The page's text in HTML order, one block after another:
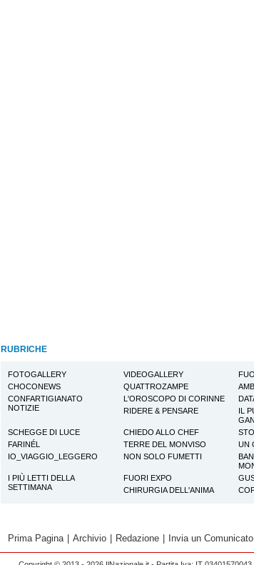
RUBRICHE
FOTOGALLERY VIDEOGALLERY
CHOCONEWS
QUATTROZAMPE
CONFARTIGIANATO
NOTIZIE
L'OROSCOPO DI CORINNE
RIDERE & PENSARE
IL
SCHEGGE DI LUCE
CHIEDO ALLO CHEF
FARINÉL
TERRE DEL MONVISO
UN
IO_VIAGGIO_LEGGERO
NON SOLO FUMETTI
I PIÙ LETTI DELLA
SETTIMANA
FUORI EXPO
CHIRURGIA DELL'ANIMA
Prima Pagina | Archivio | Redazione | Invia un